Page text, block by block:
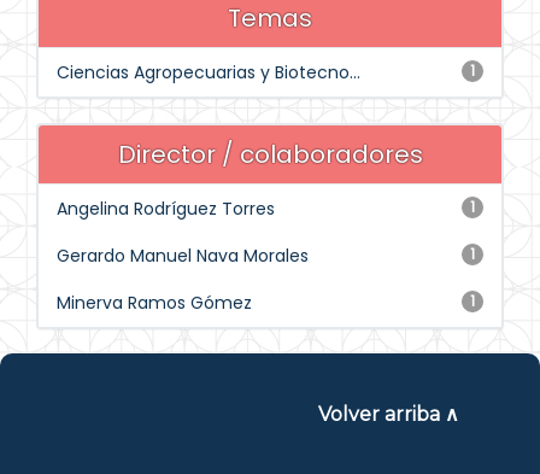
Temas
1
Ciencias Agropecuarias y Biotecno...
Director / colaboradores
1
Angelina Rodríguez Torres
1
Gerardo Manuel Nava Morales
1
Minerva Ramos Gómez
Volver arriba ∧